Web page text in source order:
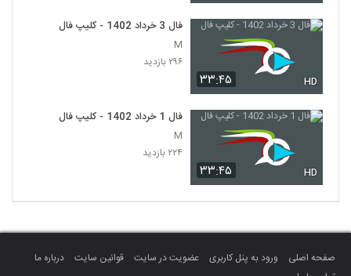
۳۳:۴۵ HD
فال 3 خرداد 1402 - کلیپ فال
M
۲۹۶ بازدید
۳۳:۴۵ HD
فال 1 خرداد 1402 - کلیپ فال
M
۲۲۴ بازدید
صفحه اصلی ورود به پنل کاربری عضویت در سایت قوانین سایت
درباره ما